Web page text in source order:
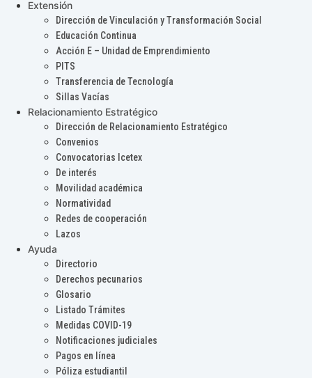
Extensión
Dirección de Vinculación y Transformación Social
Educación Continua
Acción E – Unidad de Emprendimiento
PITS
Transferencia de Tecnología
Sillas Vacías
Relacionamiento Estratégico
Dirección de Relacionamiento Estratégico
Convenios
Convocatorias Icetex
De interés
Movilidad académica
Normatividad
Redes de cooperación
Lazos
Ayuda
Directorio
Derechos pecunarios
Glosario
Listado Trámites
Medidas COVID-19
Notificaciones judiciales
Pagos en línea
Póliza estudiantil